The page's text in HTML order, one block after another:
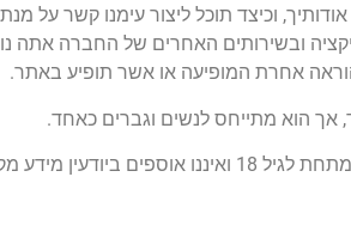
וכיצד תוכל ליצור עימנו קשר
ובשירותים האחרים של החברה אתה
אחרת המופיעה או אשר תופיע באתר.
אך הוא מתייחס לנשים וגברים כאחד.
מידע מקטינים.